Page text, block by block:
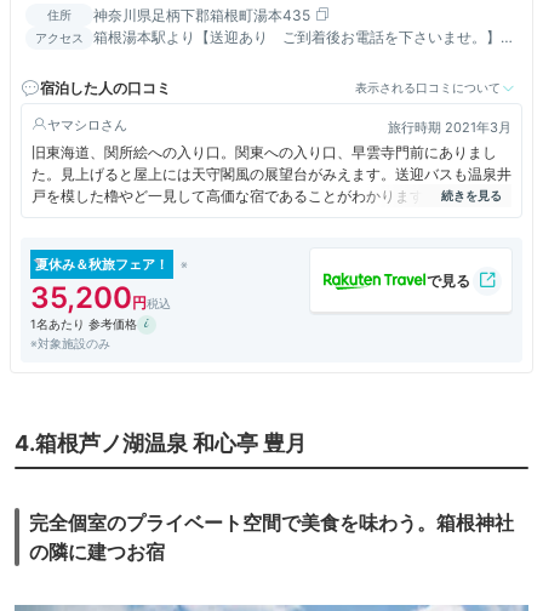
住所 神奈川県足柄下郡箱根町湯本435
アクセス
箱根湯本駅より【送迎あり ご到着後お電話を下さいませ。】車
宿泊した人の口コミ
表示される口コミについて
ヤマシロ 旅行時期 2021年3月
旧東海道、関所絵への入り口。関東への入り口、早雲寺門前にありまし
た。見上げると屋上には天守閣風の展望台がみえます。送迎バスも温泉井
戸を模した櫓やど一見して高価な宿であることがわかります。しかしで
す、人けが感じられません残念です。なにか箱根湯本全体ひっそりとして
夏休み＆秋旅フェア！
35,200
1名あたり 参考価格
※対象施設のみ
4.箱根芦ノ湖温泉 和心亭 豊月
完全個室のプライベート空間で美食を味わう。箱根神社
の隣に建つお宿